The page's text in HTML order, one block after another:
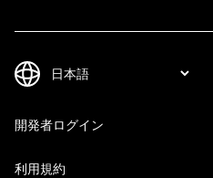
開発者ログイン
利用規約